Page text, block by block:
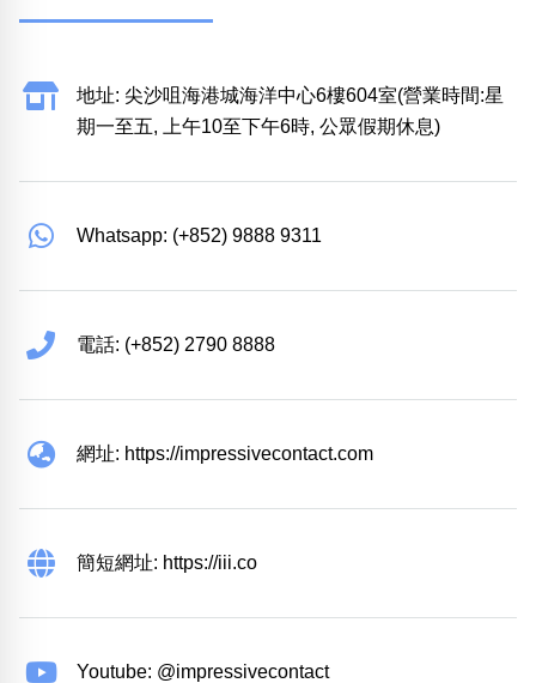
地址: 尖沙咀海港城海洋中心6樓604室(營業時間:星
期一至五, 上午10至下午6時, 公眾假期休息)
Whatsapp: (+852) 9888 9311
電話: (+852) 2790 8888
網址: https://impressivecontact.com
簡短網址: https://iii.co
Youtube: @impressivecontact